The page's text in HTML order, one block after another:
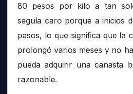
80 pesos por kilo a tan
seguía caro porque a inicios
pesos, lo que significa que la
prolongó varios meses y no
pueda adquirir una canasta
razonable.